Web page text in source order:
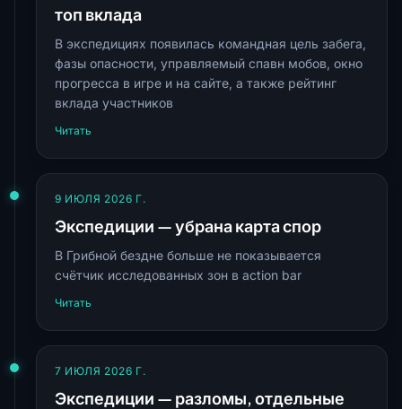
топ вклада
В экспедициях появилась командная цель забега,
фазы опасности, управляемый спавн мобов, окно
прогресса в игре и на сайте, а также рейтинг
вклада участников
Читать
9 ИЮЛЯ 2026 Г.
Экспедиции — убрана карта спор
В Грибной бездне больше не показывается
счётчик исследованных зон в action bar
Читать
7 ИЮЛЯ 2026 Г.
Экспедиции — разломы, отдельные